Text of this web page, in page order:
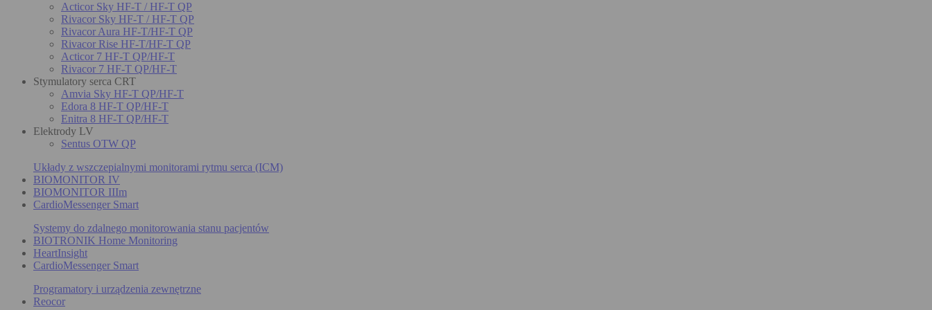
Acticor Sky HF-T / HF-T QP
Rivacor Sky HF-T / HF-T QP
Rivacor Aura HF-T/HF-T QP
Rivacor Rise HF-T/HF-T QP
Acticor 7 HF-T QP/HF-T
Rivacor 7 HF-T QP/HF-T
Stymulatory serca CRT
Amvia Sky HF-T QP/HF-T
Edora 8 HF-T QP/HF-T
Enitra 8 HF-T QP/HF-T
Elektrody LV
Sentus OTW QP
Układy z wszczepialnymi monitorami rytmu serca (ICM)
BIOMONITOR IV
BIOMONITOR IIIm
CardioMessenger Smart
Systemy do zdalnego monitorowania stanu pacjentów
BIOTRONIK Home Monitoring
HeartInsight
CardioMessenger Smart
Programatory i urządzenia zewnętrzne
Reocor